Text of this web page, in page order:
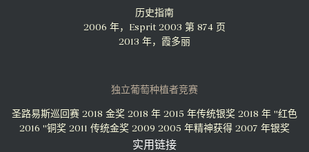
历史指南
2006 年，Esprit 2003 第 874 页
2013 年，霞多丽
独立葡萄种植者竞赛
圣路易斯巡回赛 2018 金奖 2018 年 2015 年传统银奖 2018 年 "红色
2016 "铜奖 2011 传统金奖 2009 2005 年精神获得 2007 年银奖
实用链接